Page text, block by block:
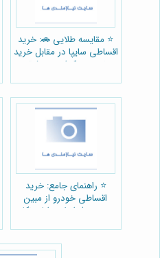
⭐️ مقایسه طلایی 🚗: خرید
اقساطی سایپا در مقابل خرید
نقدی – کدام به‌صرفه‌تر
⭐️ راهنمای جامع: خرید
اقساطی خودرو از مبین
خودرو - شرایط، مزایا و نکات